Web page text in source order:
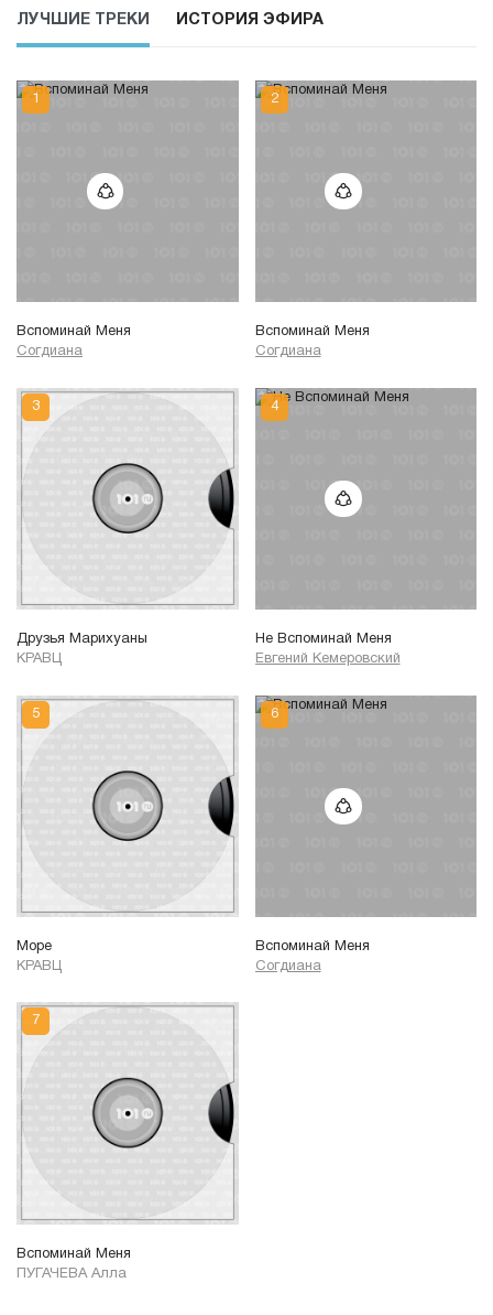
ЛУЧШИЕ ТРЕКИ ИСТОРИЯ ЭФИРА
Вспоминай Меня
Согдиана
Вспоминай Меня
Согдиана
Друзья Марихуаны
КРАВЦ
Не Вспоминай Меня
Евгений Кемеровский
Море
КРАВЦ
Вспоминай Меня
Согдиана
Вспоминай Меня
ПУГАЧЕВА Алла